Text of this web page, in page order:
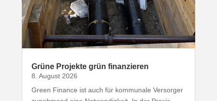
Grüne Projekte grün finanzieren
8. August 2026
Green Finance ist auch für kommunale Versorger